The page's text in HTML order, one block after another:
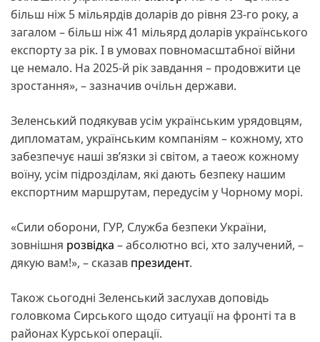
більш ніж 5 мільярдів доларів до рівня 23-го року, а
загалом – більш ніж 41 мільярд доларів українського
експорту за рік. І в умовах повномасштабної війни
це немало. На 2025-й рік завдання – продовжити це
зростання», – зазначив очільн держави.
Зеленський подякував усім українським урядовцям,
дипломатам, українським компаніям – кожному, хто
забезпечує наші звʼязки зі світом, а таеож кожному
воїну, усім підрозділам, які дають безпеку нашим
експортним маршрутам, передусім у Чорному морі.
«Сили оборони, ГУР, Служба безпеки України,
зовнішня розвідка – абсолютно всі, хто залучений, –
дякую вам!», – сказав президент.
Також сьогодні Зеленський заслухав доповідь
головкома Сирського щодо ситуації на фронті та в
районах Курської операції.